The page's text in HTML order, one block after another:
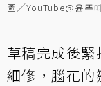
圖／YouTube@윤뚜
草稿完成後緊
細修，腦花的